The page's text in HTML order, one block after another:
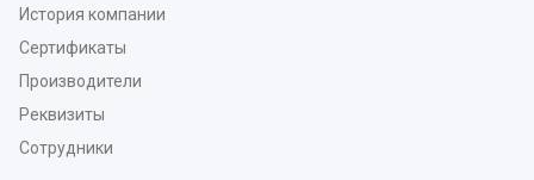
История компании
Сертификаты
Производители
Реквизиты
Сотрудники